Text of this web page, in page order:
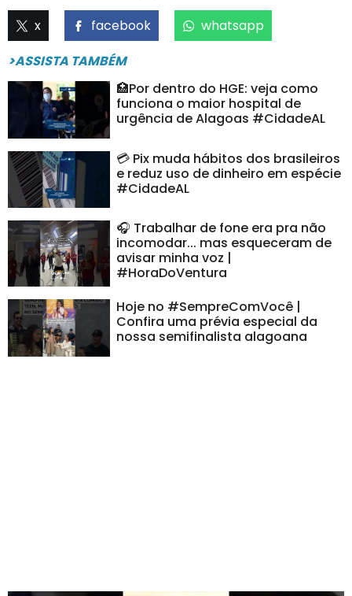
x facebook
whatsapp
>ASSISTA TAMBÉM
🏥Por dentro do HGE: veja como
funciona o maior hospital de
urgência de Alagoas #CidadeAL
💳 Pix muda hábitos dos brasileiros
e reduz uso de dinheiro em espécie
#CidadeAL
🎧 Trabalhar de fone era pra não
incomodar... mas esqueceram de
avisar minha voz |
#HoraDoVentura
Hoje no #SempreComVocê |
Confira uma prévia especial da
nossa semifinalista alagoana